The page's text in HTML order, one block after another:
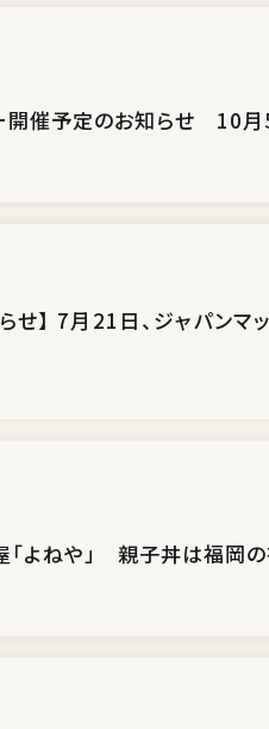
開催予定のお知らせ 10月
せ】 7月21日、ジャパン
「よねや」 親子丼は福岡